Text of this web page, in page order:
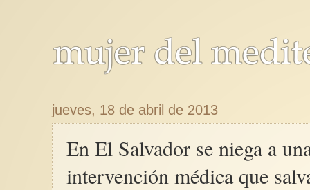
jueves, 18 de abril de 2013
En El Salvador se niega a
intervención médica que